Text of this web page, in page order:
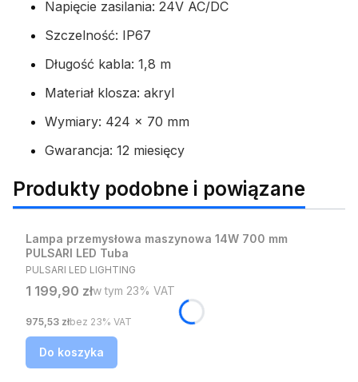
Napięcie zasilania: 24V AC/DC
Szczelność: IP67
Długość kabla: 1,8 m
Materiał klosza: akryl
Wymiary: 424 x 70 mm
Gwarancja: 12 miesięcy
Produkty podobne i powiązane
Lampa przemysłowa maszynowa 14W 700 mm
PULSARI LED Tuba
PRODUCENT
PULSARI LED LIGHTING
Cena brutto
1 199,90 złw tym %s VAT
w tym 23% VAT
Cena netto
975,53 złbez 23% VAT
Do koszyka